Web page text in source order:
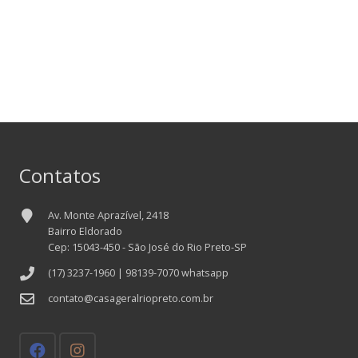
Contatos
Av. Monte Aprazível, 2418
Bairro Eldorado
Cep: 15043-450 - São José do Rio Preto-SP
(17) 3237-1960 | 98139-7070 whatsapp
contato@casageralriopreto.com.br